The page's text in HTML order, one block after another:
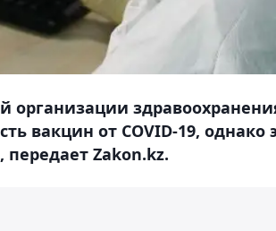
организации
вакцин от COVID-19, однако
Zakon.kz.